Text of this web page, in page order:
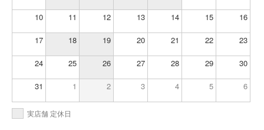
10 11 12 13 14 15 16
17 18 19 20 21 22 23
24 25 26 27 28 29 30
31 1 2 3 4 5 6
実店舗 定休日